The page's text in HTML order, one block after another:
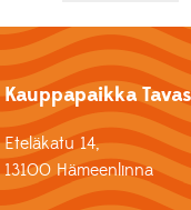
Kauppapaikka
Eteläkatu 14,
13100 Hämeenlinna